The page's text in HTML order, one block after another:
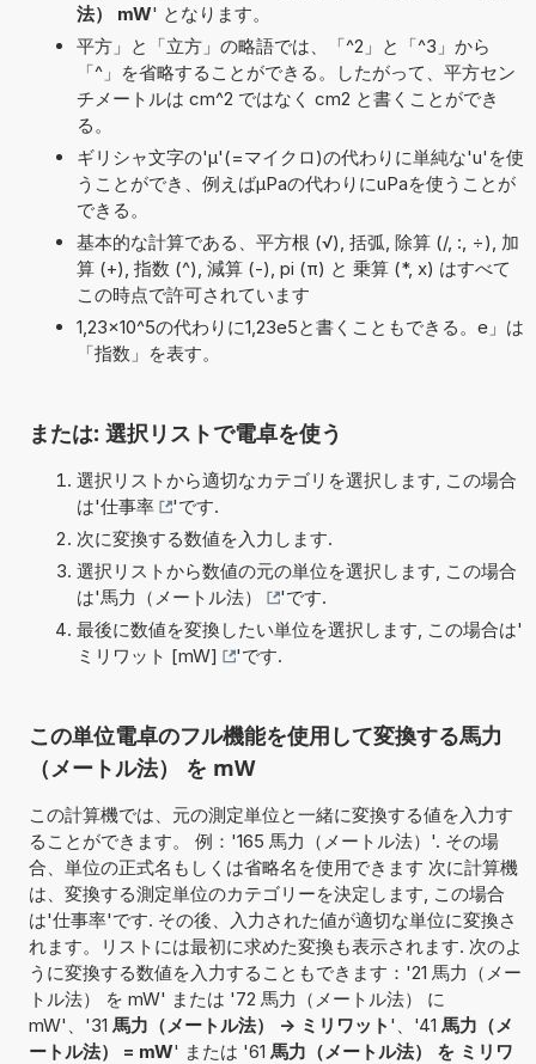
法） mW' となります。
平方」と「立方」の略語では、「^2」と「^3」から
「^」を省略することができる。したがって、平方セン
チメートルは cm^2 ではなく cm2 と書くことができ
る。
ギリシャ文字の'μ'(=マイクロ)の代わりに単純な'u'を使
うことができ、例えばµPaの代わりにuPaを使うことが
できる。
基本的な計算である、平方根 (√), 括弧, 除算 (/, :, ÷), 加
算 (+), 指数 (^), 減算 (-), pi (π) と 乗算 (*, x) はすべて
この時点で許可されています
1,23×10^5の代わりに1,23e5と書くこともできる。e」は
「指数」を表す。
または: 選択リストで電卓を使う
選択リストから適切なカテゴリを選択します, この場合
は'仕事率
'です.
次に変換する数値を入力します.
選択リストから数値の元の単位を選択します, この場合
は'馬力（メートル法）
'です.
最後に数値を変換したい単位を選択します, この場合は'
ミリワット [mW]
'です.
この単位電卓のフル機能を使用して変換する馬力
（メートル法） を mW
この計算機では、元の測定単位と一緒に変換する値を入力す
ることができます。 例：'165 馬力（メートル法）'. その場
合、単位の正式名もしくは省略名を使用できます 次に計算機
は、変換する測定単位のカテゴリーを決定します, この場合
は'仕事率'です. その後、入力された値が適切な単位に変換さ
れます。リストには最初に求めた変換も表示されます. 次のよ
うに変換する数値を入力することもできます：'21 馬力（メー
トル法） を mW' または '72 馬力（メートル法） に
mW'、'31 馬力（メートル法） -> ミリワット '、'41 馬力（メ
ートル法） = mW' または '61 馬力（メートル法） を ミリワ